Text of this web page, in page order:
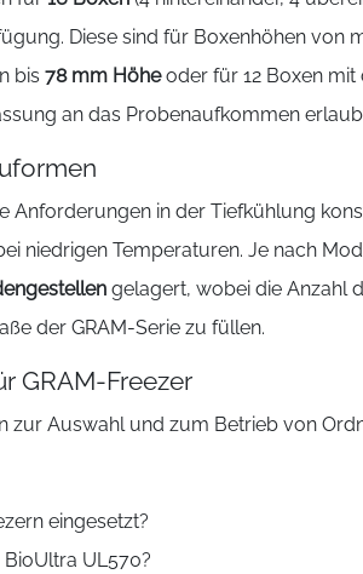
Diese sind für Boxenhöhen von
bis 78 mm Höheoder für 12 Boxen mit
an das Probenaufkommen
Anforderungen in der Tiefkühlung
niedrigen Temperaturen. Je nach
gelagert, wobei die Anzahl
der GRAM-Serie zu füllen.
GRAM-Freezer
zur Auswahl und zum Betrieb von
eingesetzt?
BioUltra UL570?